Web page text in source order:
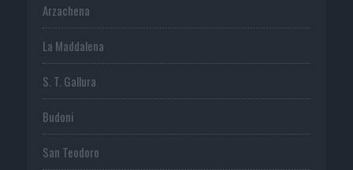
Arzachena
La Maddalena
S. T. Gallura
Budoni
San Teodoro